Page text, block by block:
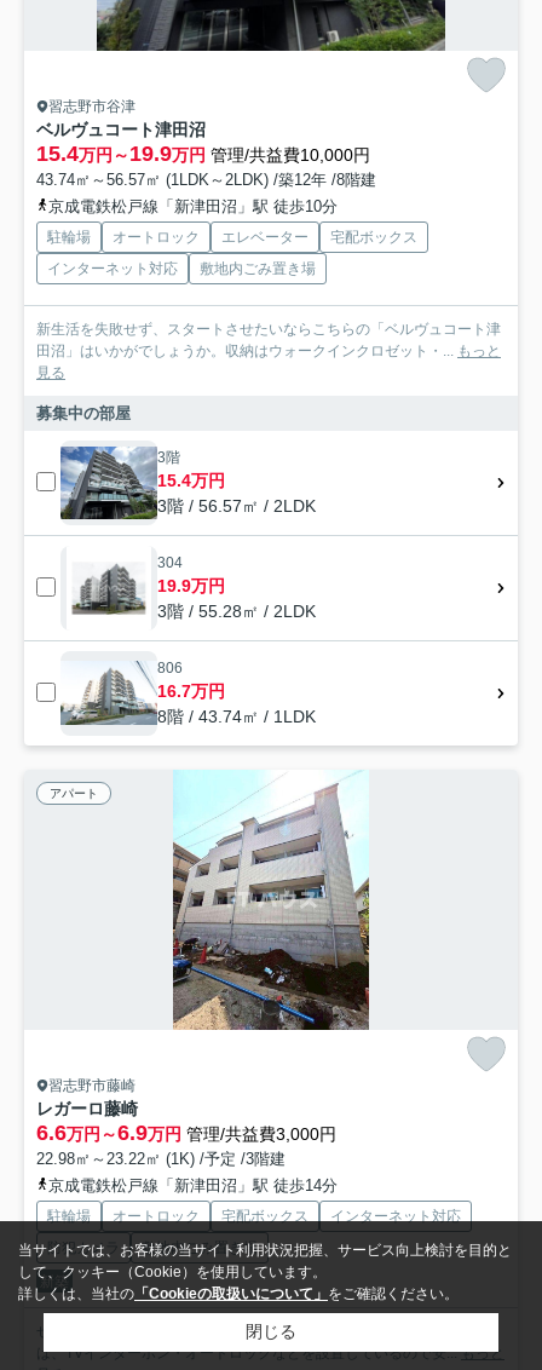
習志野市谷津
ベルヴュコート津田沼
15.4万円～19.9万円 管理/共益費10,000円
43.74㎡～56.57㎡ (1LDK～2LDK) /築12年 /8階建
京成電鉄松戸線「新津田沼」駅 徒歩10分
駐輪場 オートロック エレベーター
宅配ボックス
インターネット対応
敷地内ごみ置き場
新生活を失敗せず、スタートさせたいならこちらの「ベルヴュコート津
田沼」はいかがでしょうか。収納はウォークインクロゼット・...
もっと
見る
募集中の部屋
3階
15.4万円
3階 / 56.57㎡ / 2LDK
304
19.9万円
3階 / 55.28㎡ / 2LDK
806
16.7万円
8階 / 43.74㎡ / 1LDK
アパート
習志野市藤崎
レガーロ藤崎
6.6万円～6.9万円 管理/共益費3,000円
22.98㎡～23.22㎡ (1K) /予定 /3階建
京成電鉄松戸線「新津田沼」駅 徒歩14分
駐輪場 オートロック 宅配ボックス
インターネット対応
防犯カメラ
敷地内ごみ置き場
新築
ぜひ一度見ていただきたい、「レガーロ藤崎」です。セキュリティ面
は、TVインターホン・オートロックなどを設置しているので安...もっと
当サイトでは、お客様の当サイト利用状況把握、サービス向上検討を目的と
して、クッキー（Cookie）を使用しています。
詳しくは、当社の 「Cookieの取扱いについて」 をご確認ください。
閉じる